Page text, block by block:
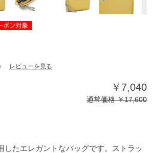
レビューを見る
￥7,040
通常価格￥17,600
したエレガントなバッグです。ストラッ